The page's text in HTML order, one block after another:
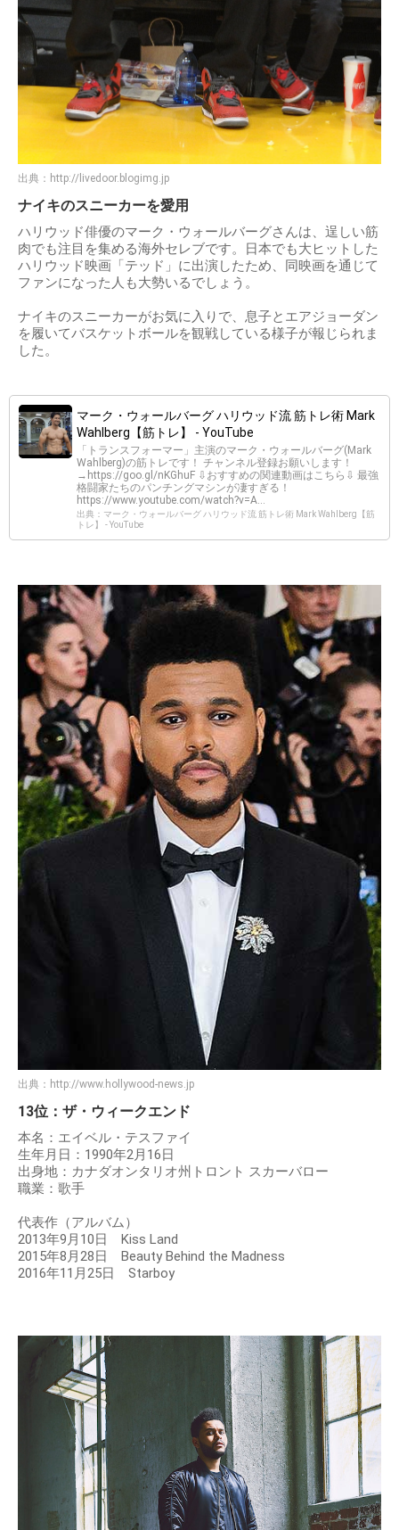
出典： http://livedoor.blogimg.jp
ナイキのスニーカーを愛用
ハリウッド俳優のマーク・ウォールバーグさんは、逞しい筋
肉でも注目を集める海外セレブです。日本でも大ヒットした
ハリウッド映画「テッド」に出演したため、同映画を通じて
ファンになった人も大勢いるでしょう。
ナイキのスニーカーがお気に入りで、息子とエアジョーダン
を履いてバスケットボールを観戦している様子が報じられま
した。
マーク・ウォールバーグ ハリウッド流 筋トレ術 Mark
Wahlberg【筋トレ】 - YouTube
「トランスフォーマー」主演のマーク・ウォールバーグ(Mark
Wahlberg)の筋トレです！ チャンネル登録お願いします！
→https://goo.gl/nKGhuF ⇩おすすめの関連動画はこちら⇩ 最強
格闘家たちのパンチングマシンが凄すぎる！
https://www.youtube.com/watch?v=A...
出典：マーク・ウォールバーグ ハリウッド流 筋トレ術 Mark Wahlberg【筋
トレ】 - YouTube
出典： http://www.hollywood-news.jp
13位：ザ・ウィークエンド
本名：エイベル・テスファイ
生年月日：1990年2月16日
出身地：カナダオンタリオ州トロント スカーバロー
職業：歌手
代表作（アルバム）
2013年9月10日 Kiss Land
2015年8月28日 Beauty Behind the Madness
2016年11月25日 Starboy